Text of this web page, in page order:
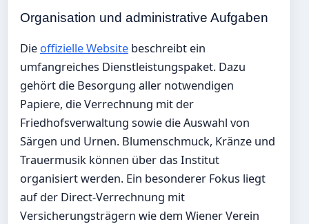
Organisation und administrative Aufgaben
Die offizielle Website beschreibt ein
umfangreiches Dienstleistungspaket. Dazu
gehört die Besorgung aller notwendigen
Papiere, die Verrechnung mit der
Friedhofsverwaltung sowie die Auswahl von
Särgen und Urnen. Blumenschmuck, Kränze und
Trauermusik können über das Institut
organisiert werden. Ein besonderer Fokus liegt
auf der Direct-Verrechnung mit
Versicherungsträgern wie dem Wiener Verein